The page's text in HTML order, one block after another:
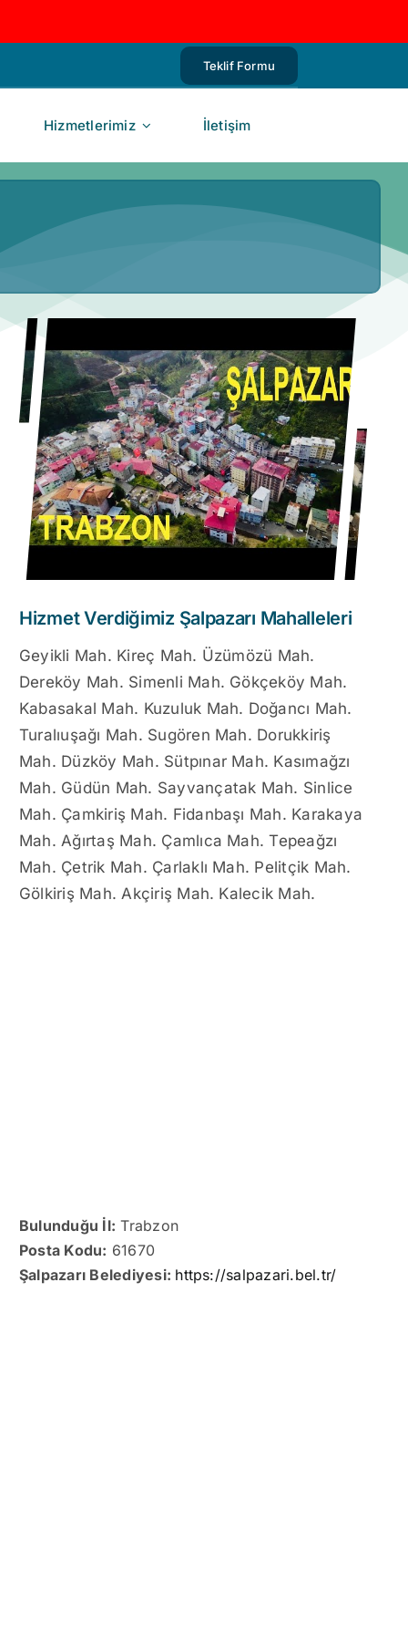
Teklif Formu
Hizmetlerimiz İletişim
Hizmet Verdiğimiz Şalpazarı Mahalleleri
Geyikli Mah. Kireç Mah. Üzümözü Mah.
Dereköy Mah. Simenli Mah. Gökçeköy Mah.
Kabasakal Mah. Kuzuluk Mah. Doğancı Mah.
Turalıuşağı Mah. Sugören Mah. Dorukkiriş
Mah. Düzköy Mah. Sütpınar Mah. Kasımağzı
Mah. Güdün Mah. Sayvançatak Mah. Sinlice
Mah. Çamkiriş Mah. Fidanbaşı Mah. Karakaya
Mah. Ağırtaş Mah. Çamlıca Mah. Tepeağzı
Mah. Çetrik Mah. Çarlaklı Mah. Pelitçik Mah.
Gölkiriş Mah. Akçiriş Mah. Kalecik Mah.
Bulunduğu İl: Trabzon
Posta Kodu: 61670
Şalpazarı Belediyesi: https://salpazari.bel.tr/